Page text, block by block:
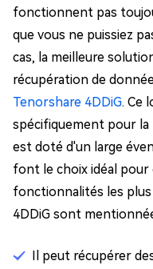
fonctionnent pas
que vous ne puissiez
cas, la meilleure
récupération de
Tenorshare 4DDiG. Ce
spécifiquement pour la
est doté d'un large
font le choix idéal pour
fonctionnalités les
4DDiG sont
Il peut récupérer